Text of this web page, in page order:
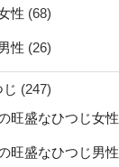
性 (68)
性 (26)
(247)
旺盛なひつじ女性
旺盛なひつじ男性